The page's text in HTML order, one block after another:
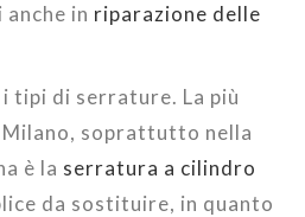
in riparazione delle
tipi di serrature. La più
Milano, soprattutto nella
è la serratura a cilindro
da sostituire, in quanto